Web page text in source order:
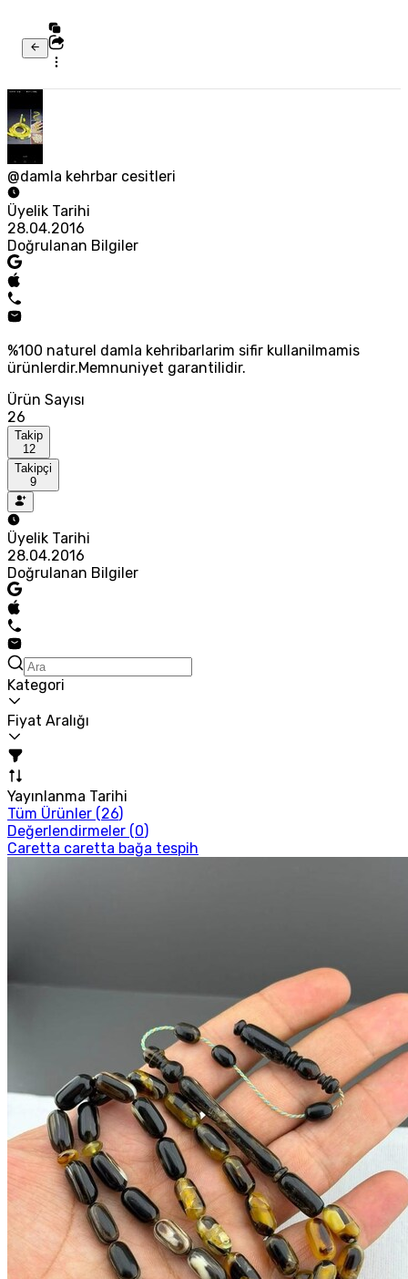
@damla kehrbar cesitleri
Üyelik Tarihi
28.04.2016
Doğrulanan Bilgiler
%100 naturel damla kehribarlarim sifir kullanilmamis
ürünlerdir.Memnuniyet garantilidir.
Ürün Sayısı
26
Takip
12
Takipçi
9
Üyelik Tarihi
28.04.2016
Doğrulanan Bilgiler
Kategori
Fiyat Aralığı
Yayınlanma Tarihi
Tüm Ürünler (26)
Değerlendirmeler (0)
Caretta caretta bağa tespih